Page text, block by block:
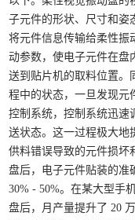
子元件的形状、尺寸和姿
将元件信息传输给柔性振
动参数，使电子元件在盘
送到贴片机的取料位置。
程中的状态，一旦发现元
控制系统，控制系统迅速
送状态。这一过程极大地
供料错误导致的元件损坏
盘后，电子元件贴装的准
30% - 50%。在某大型手
盘后，月产量提升了 20